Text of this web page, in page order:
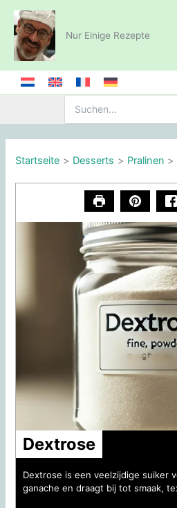
Zum
Inhalt
springen
Nur Einige Rezepte
nach:
Startseite Desserts Pralinen
Dextrose
Dextrose is een veelzijdige suiker
ganache en draagt bij tot smaak,